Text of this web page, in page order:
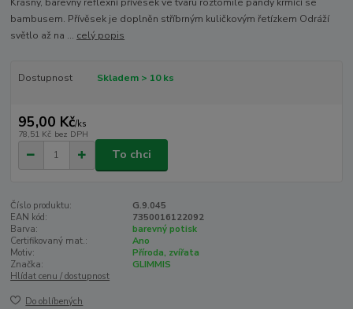
bambusem. Přívěsek je doplněn stříbrným kuličkovým řetízkem Odráží
světlo až na ... celý popis
Dostupnost Skladem > 10 ks
95,00 Kč/ks
78,51 Kč bez DPH
To chci
Číslo produktu:
G.9.045
EAN kód:
7350016122092
Barva:
barevný potisk
Certifikovaný mat.:
Ano
Motiv:
Příroda, zvířata
Značka:
GLIMMIS
Hlídat cenu / dostupnost
Do oblíbených